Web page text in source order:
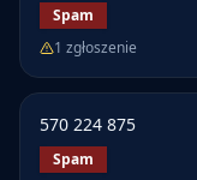
Spam
1 zgłoszenie
570 224 875
Spam